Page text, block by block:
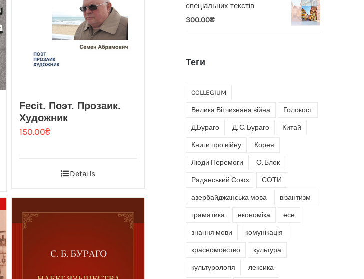
Fecit. Поэт. Прозаик.
Художник
150.00₴
Details
спеціальних текстів
300.00₴
Теги
COLLEGIUM
Велика Вітчизняна війна Голокост
Д.Бураго Д. С. Бураго Китай
Книги про війну Корея
Люди Перемоги О. Блок
Радянський Союз СОТИ
азербайджанська мова візантизм
граматика економіка есе
знання мови комунікація
красномовство культура
культурологія лексика